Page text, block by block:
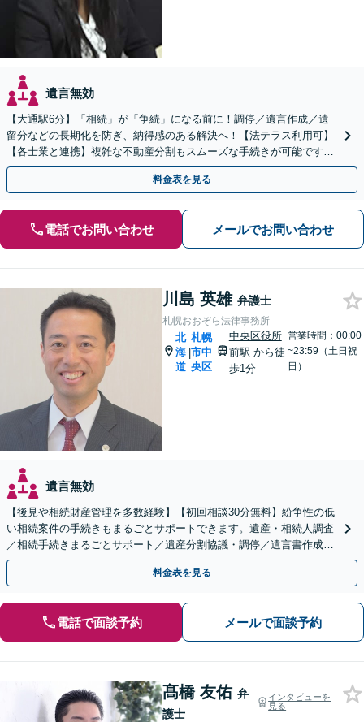
遺言無効
【大通駅6分】「相続」が「争続」になる前に！調停／遺言作成／遺
留分などの長期化を防ぎ、納得感のある解決へ！【法テラス利用可】
【各士業と連携】複雑な不動産分割もスムーズな手続きが可能です
【夜間・休日対応可】【完全個室】
料金表を見る
電話でお問い合わせ メールでお問い合わせ
川島 英雄 弁護士
札幌おおぞら法律事務所
北
海
道
|
札幌
市中
央区
中央区役所
前駅 から徒
歩1分
営業時間：00:00
~23:59（土日祝
日）
遺言無効
【後見や相続財産管理を多数経験】【初回相談30分無料】紛争性の低
い相続案件の手続きもまるごとサポートできます。遺産・相続人調査
／相続手続きまるごとサポート／遺産分割協議・調停／遺言書作成な
ど、解決実績多数あり。【西11丁目駅2分】
料金表を見る
電話で面談予約 メールで面談予約
髙橋 友佑 弁
護士
インタビューを
見る